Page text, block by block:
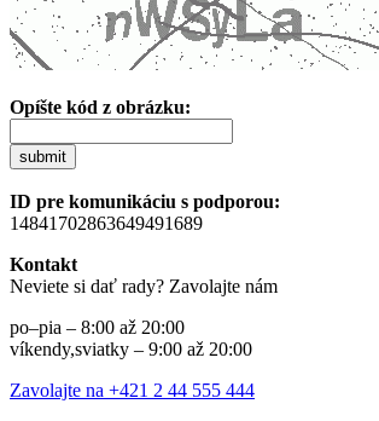
Opíšte kód z obrázku:
submit
ID pre komunikáciu s podporou:
14841702863649491689
Kontakt
Neviete si dať rady? Zavolajte nám
po–pia – 8:00 až 20:00
víkendy,sviatky – 9:00 až 20:00
Zavolajte na +421 2 44 555 444